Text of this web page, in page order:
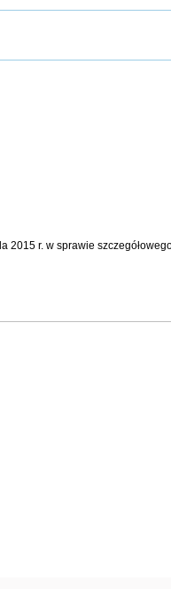
2015 r. w sprawie